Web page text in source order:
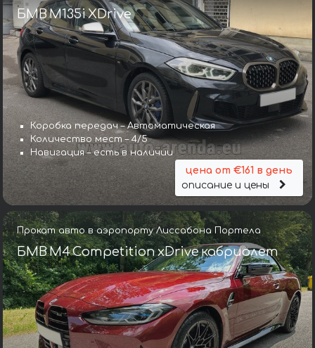
БМВ M135i XDrive
Коробка передач – Автоматическая
Количество мест – 4/5
Навигация – есть в наличии
цена от €161 в день
описание и цены
Прокат авто в аэропорту Лиссабона Портела
БМВ M4 Competition xDrive кабриолет